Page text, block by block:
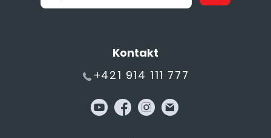
Kontakt
+421 914 111 777